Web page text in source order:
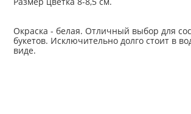
Окраска - белая. Отличный выбор для
букетов. Исключительно долго стоит в
виде.